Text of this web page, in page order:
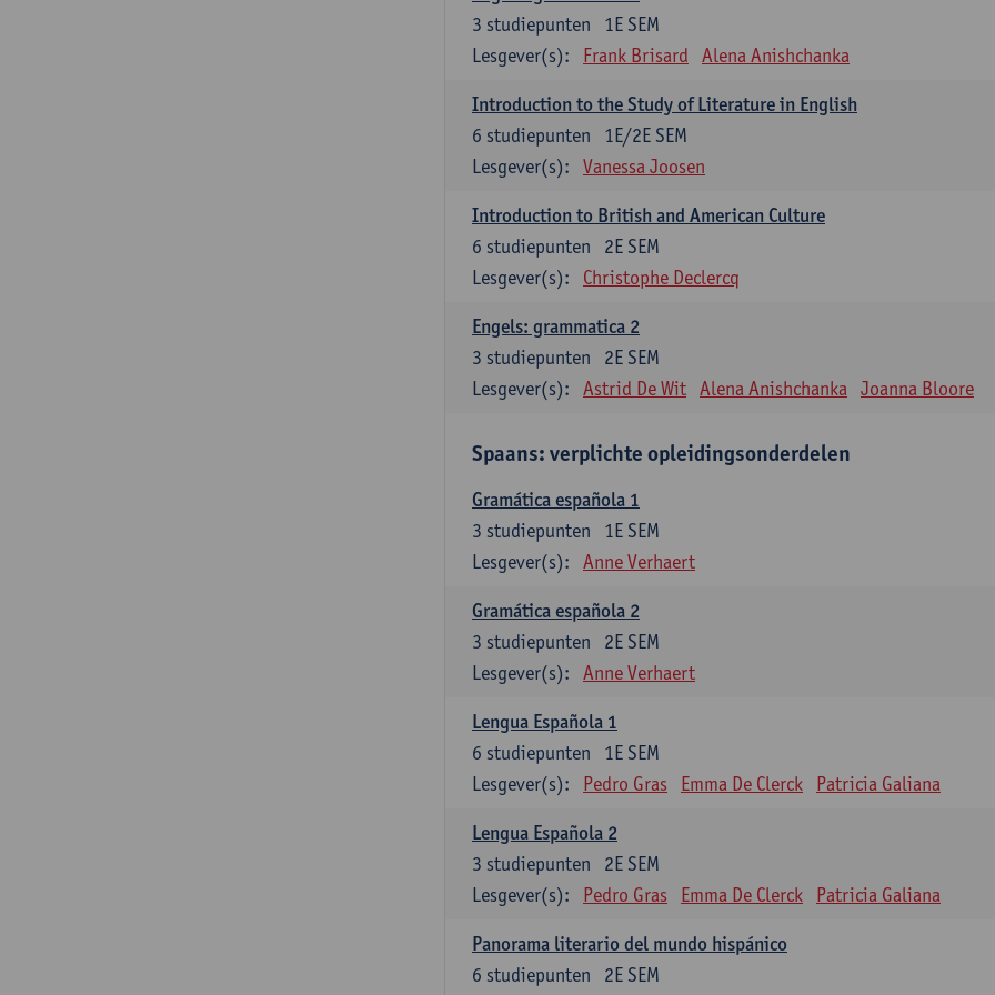
1E SEM
3 studiepunten
Lesgever(s):
Frank Brisard Alena Anishchanka
Introduction to the Study of Literature in English
1E/2E SEM
6 studiepunten
Lesgever(s):
Vanessa Joosen
Introduction to British and American Culture
2E SEM
6 studiepunten
Lesgever(s):
Christophe Declercq
Engels: grammatica 2
2E SEM
3 studiepunten
Lesgever(s):
Astrid De Wit Alena Anishchanka Joanna Bloore
Spaans: verplichte opleidingsonderdelen
Gramática española 1
1E SEM
3 studiepunten
Lesgever(s):
Anne Verhaert
Gramática española 2
2E SEM
3 studiepunten
Lesgever(s):
Anne Verhaert
Lengua Española 1
1E SEM
6 studiepunten
Lesgever(s):
Pedro Gras Emma De Clerck Patricia Galiana
Lengua Española 2
2E SEM
3 studiepunten
Lesgever(s):
Pedro Gras Emma De Clerck Patricia Galiana
Panorama literario del mundo hispánico
2E SEM
6 studiepunten